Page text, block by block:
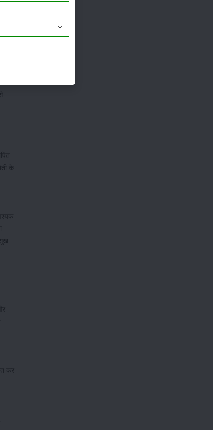
के
कर